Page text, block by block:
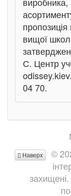
вищої
С. Центр
04 70.
Наверх
©